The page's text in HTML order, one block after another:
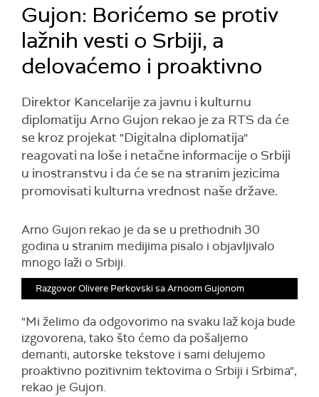
Gujon: Borićemo se protiv
lažnih vesti o Srbiji, a
delovaćemo i proaktivno
Direktor Kancelarije za javnu i kulturnu
diplomatiju Arno Gujon rekao je za RTS da će
se kroz projekat "Digitalna diplomatija"
reagovati na loše i netačne informacije o Srbiji
u inostranstvu i da će se na stranim jezicima
promovisati kulturna vrednost naše države.
Arno Gujon rekao je da se u prethodnih 30
godina u stranim medijima pisalo i objavljivalo
mnogo laži o Srbiji.
Razgovor Olivere Perkovski sa Arnoom Gujonom
"Mi želimo da odgovorimo na svaku laž koja bude
izgovorena, tako što ćemo da pošaljemo
demanti, autorske tekstove i sami delujemo
proaktivno pozitivnim tektovima o Srbiji i Srbima",
rekao je Gujon.